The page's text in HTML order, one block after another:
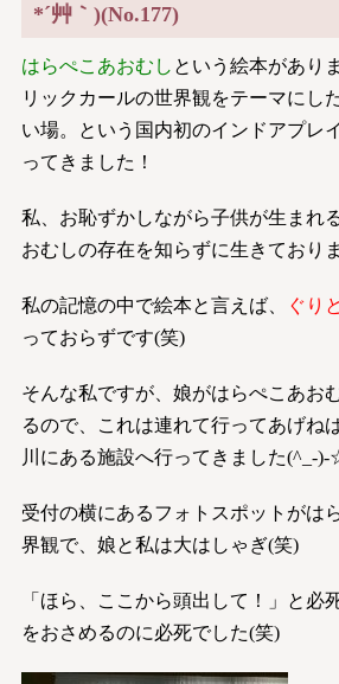
*´艸｀)(No.177)
はらぺこあおむし という絵本があり
リックカールの世界観をテーマにし
い場。という国内初のインドアプレ
ってきました！
私、お恥ずかしながら子供が生まれ
おむしの存在を知らずに生きており
私の記憶の中で絵本と言えば、 ぐり
っておらずです(笑)
そんな私ですが、娘がはらぺこあお
るので、これは連れて行ってあげね
川にある施設へ行ってきました(^_-
受付の横にあるフォトスポットがは
界観で、娘と私は大はしゃぎ(笑)
「ほら、ここから頭出して！」と必
をおさめるのに必死でした(笑)